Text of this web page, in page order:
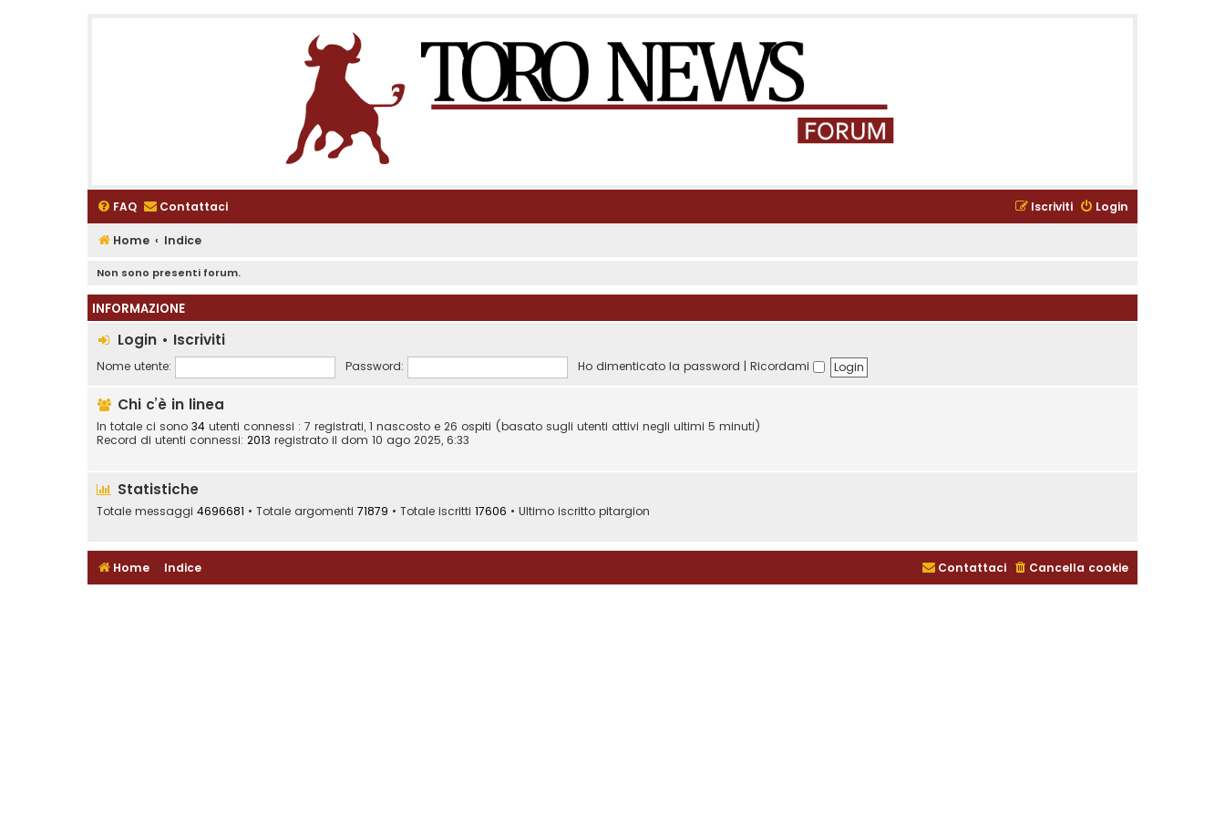
FAQ Contattaci Login
Iscriviti
Home Indice
Non sono presenti forum.
INFORMAZIONE
Login • Iscriviti
Nome utente: Password: Ho dimenticato la password | Ricordami
Chi c’è in linea
In totale ci sono 34 utenti connessi : 7 registrati, 1 nascosto e 26 ospiti (basato sugli utenti attivi negli ultimi 5 minuti)
Record di utenti connessi: 2013 registrato il dom 10 ago 2025, 6:33
Statistiche
Totale messaggi 4696681 • Totale argomenti 71879 • Totale iscritti 17606 • Ultimo iscritto pitargion
Home Indice Cancella cookie
Contattaci